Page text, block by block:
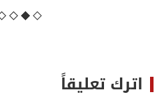
اترك تعليقاً